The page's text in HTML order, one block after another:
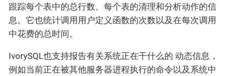
跟踪每个表中的总行数、每个表的清理和分析动作的信
息。它也统计调用用户定义函数的次数以及在每次调用
中花费的总时间。
IvorySQL也支持报告有关系统正在干什么的 动态信息，
例如当前正在被其他服务器进程执行的命令以及系统中